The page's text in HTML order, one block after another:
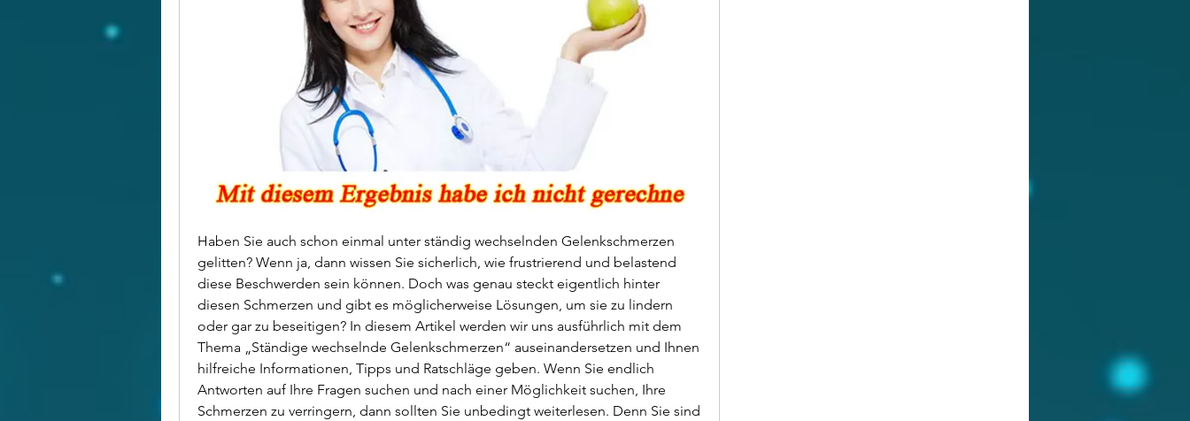
Haben Sie auch schon einmal unter ständig wechselnden Gelenkschmerzen
gelitten? Wenn ja, dann wissen Sie sicherlich, wie frustrierend und belastend
diese Beschwerden sein können. Doch was genau steckt eigentlich hinter
diesen Schmerzen und gibt es möglicherweise Lösungen, um sie zu lindern
oder gar zu beseitigen? In diesem Artikel werden wir uns ausführlich mit dem
Thema „Ständige wechselnde Gelenkschmerzen“ auseinandersetzen und Ihnen
hilfreiche Informationen, Tipps und Ratschläge geben. Wenn Sie endlich
Antworten auf Ihre Fragen suchen und nach einer Möglichkeit suchen, Ihre
Schmerzen zu verringern, dann sollten Sie unbedingt weiterlesen. Denn Sie sind